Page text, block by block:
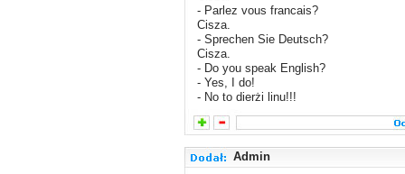
- Parlez vous francais?
Cisza.
- Sprechen Sie Deutsch?
Cisza.
- Do you speak English?
- Yes, I do!
- No to dierżi linu!!!
Admin